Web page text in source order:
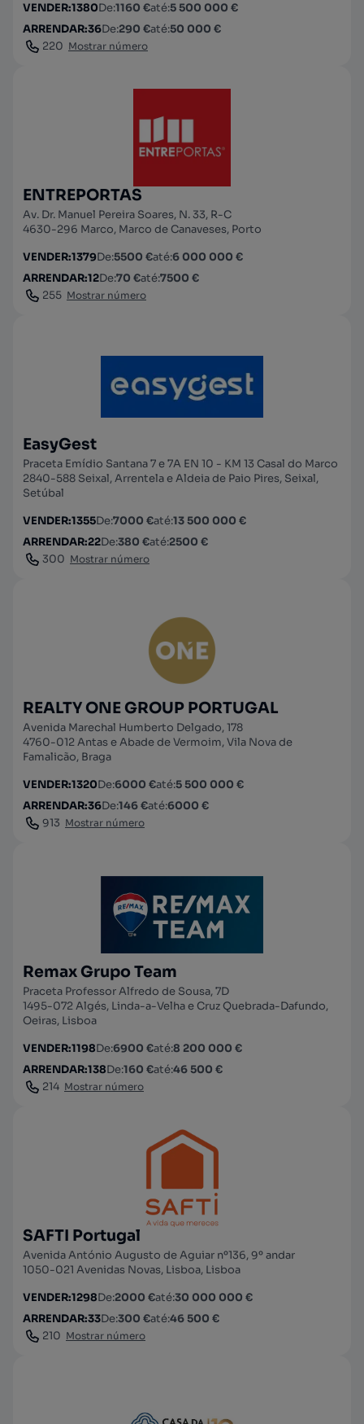
VENDER:1380De:1160 €até:5 500 000 €
ARRENDAR:36De:290 €até:50 000 €
220 Mostrar número
ENTREPORTAS
Av. Dr. Manuel Pereira Soares, N. 33, R-C
4630-296 Marco, Marco de Canaveses, Porto
VENDER:1379De:5500 €até:6 000 000 €
ARRENDAR:12De:70 €até:7500 €
255 Mostrar número
EasyGest
Praceta Emídio Santana 7 e 7A EN 10 - KM 13 Casal do Marco
2840-588 Seixal, Arrentela e Aldeia de Paio Pires, Seixal,
Setúbal
VENDER:1355De:7000 €até:13 500 000 €
ARRENDAR:22De:380 €até:2500 €
300 Mostrar número
REALTY ONE GROUP PORTUGAL
Avenida Marechal Humberto Delgado, 178
4760-012 Antas e Abade de Vermoim, Vila Nova de
Famalicão, Braga
VENDER:1320De:6000 €até:5 500 000 €
ARRENDAR:36De:146 €até:6000 €
913 Mostrar número
Remax Grupo Team
Praceta Professor Alfredo de Sousa, 7D
1495-072 Algés, Linda-a-Velha e Cruz Quebrada-Dafundo,
Oeiras, Lisboa
VENDER:1198De:6900 €até:8 200 000 €
ARRENDAR:138De:160 €até:46 500 €
214 Mostrar número
SAFTI Portugal
Avenida António Augusto de Aguiar nº136, 9º andar
1050-021 Avenidas Novas, Lisboa, Lisboa
VENDER:1298De:2000 €até:30 000 000 €
ARRENDAR:33De:300 €até:46 500 €
210 Mostrar número